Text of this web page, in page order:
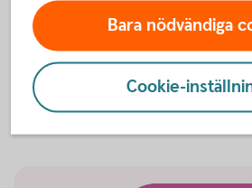
Om du vill avsluta försäkringen av
kan du göra det på
Bara nödvändiga
Cookie-